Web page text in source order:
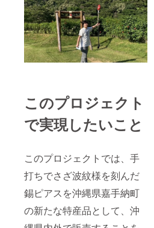
このプロジェクト
で実現したいこと
このプロジェクトでは、手
打ちでさざ波紋様を刻んだ
錫ピアスを沖縄県嘉手納町
の新たな特産品として、沖